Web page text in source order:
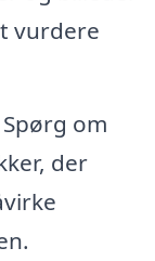
vurdere
Spørg om
der